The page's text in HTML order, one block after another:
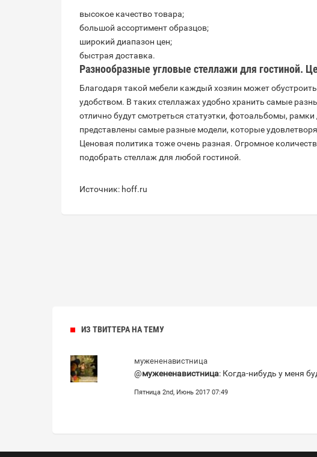
высокое качество товара;
большой ассортимент образцов;
широкий диапазон цен;
быстрая доставка.
Разнообразные угловые стеллажи для гостиной.
Благодаря такой мебели каждый хозяин может
удобством. В таких стеллажах удобно хранить самые
отлично будут смотреться статуэтки, фотоальбомы,
представлены самые разные модели, которые
Ценовая политика тоже очень разная. Огромное
подобрать стеллаж для любой гостиной.
Источник: hoff.ru
ИЗ ТВИТТЕРА НА ТЕМУ
мужененавистница
@мужененавистница: Когда-нибудь у меня
Пятница 2nd, Июнь 2017 07:49